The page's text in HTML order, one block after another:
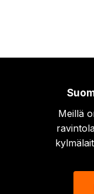
Meillä